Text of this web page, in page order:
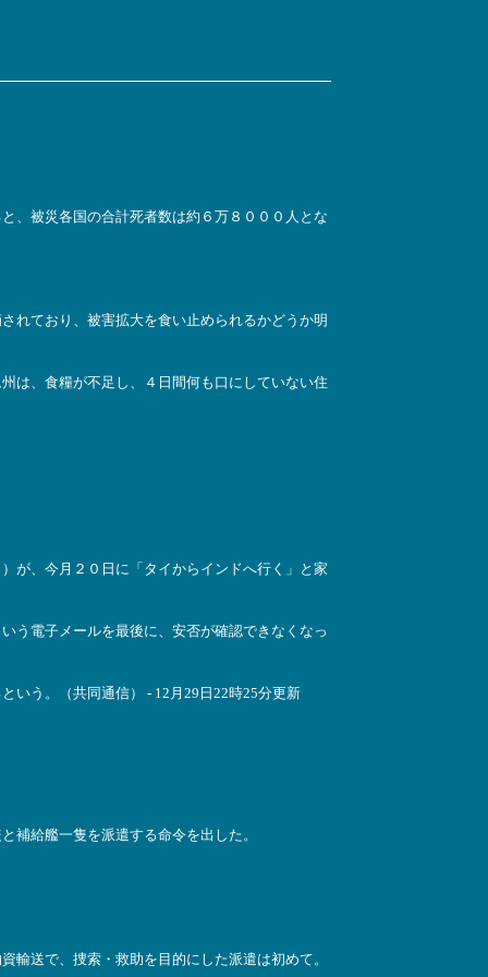
、被災各国の合計死者数は約６万８０００人とな
れており、被害拡大を食い止められるかどうか明
は、食糧が不足し、４日間何も口にしていない住
が、今月２０日に「タイからインドへ行く」と家
う電子メールを最後に、安否が確認できなくなっ
いう。（共同通信） - 12月29日22時25分更新
補給艦一隻を派遣する命令を出した。
送で、捜索・救助を目的にした派遣は初めて。